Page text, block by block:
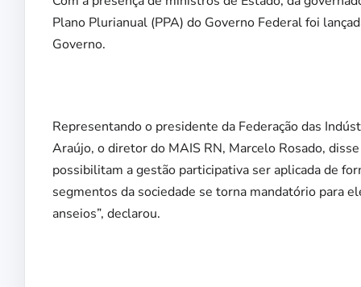
Plano Plurianual (PPA) do Governo Federal foi
Governo.
Representando o presidente da Federação das
Araújo, o diretor do MAIS RN, Marcelo Rosado,
possibilitam a gestão participativa ser aplicada de
segmentos da sociedade se torna mandatório para
anseios”, declarou.